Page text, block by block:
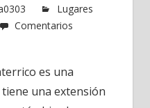
Lugares
Comentarios
es una
una extensión